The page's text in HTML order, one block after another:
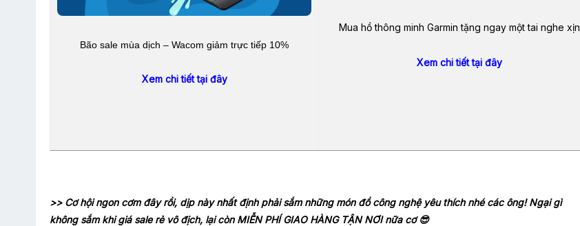
Bão sale mùa dịch – Wacom giảm trực tiếp 10%
Xem chi tiết tại đây
Mua hồ thông minh Garmin tặng ngay một tai nghe xịn
Xem chi tiết tại đây
>> Cơ hội ngon cơm đây rồi, dịp này nhất định phải sắm những món đồ công nghệ yêu thích nhé các ông! Ngại gì
không sắm khi giá sale rẻ vô địch, lại còn MIỄN PHÍ GIAO HÀNG TẬN NƠI nữa cơ 😎